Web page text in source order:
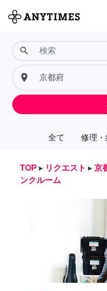
全て 修理・
search
place
TOP ▸ リクエスト ▸ 京
ンクルーム